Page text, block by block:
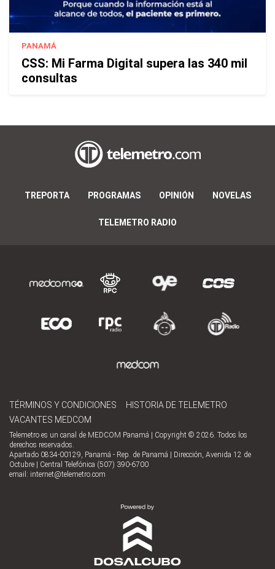
PANAMÁ
CSS: Mi Farma Digital supera las 340 mil
consultas
TREPORTA PROGRAMAS OPINIÓN NOVELAS
TELEMETRO RADIO
TÉRMINOS Y CONDICIONES
HISTORIA DE TELEMETRO
VACANTES MEDCOM
Telemetro es un canal de MEDCOM Panamá | Copyright © 2026. Todos los
derechos reservados.
Apartado 0834-00129, Panamá - Rep. de Panamá | Dirección, Avenida 12 de
Octubre | Central Telefónica (507) 390-6700
email: internet@telemetro.com